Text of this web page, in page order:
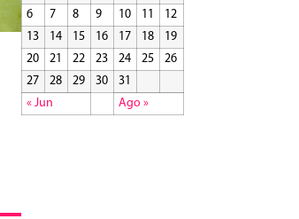
6
7 8 9 10 11
12
13
14 15 16 17 18
19
20
21 22 23 24 25
26
27
28 29 30
31
« Jun
Ago »